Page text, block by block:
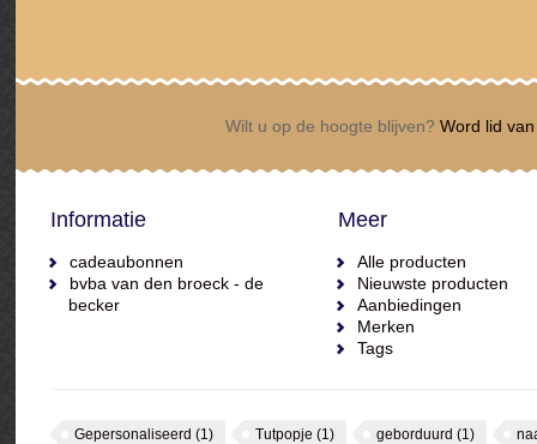
Wilt u op de hoogte blijven? Word lid
Informatie
cadeaubonnen
bvba van den broeck - de
becker
Meer
Alle producten
Nieuwste producten
Aanbiedingen
Merken
Tags
Gepersonaliseerd (1) Tutpopje (1) geborduurd (1)